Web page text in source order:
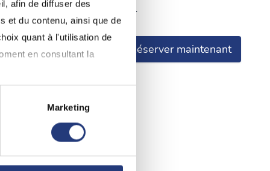
afin de diffuser des
et du contenu, ainsi que de
quant à l'utilisation de
en consultant la
mètres près
(empreintes
Marketing
je déclare avoir pris connaissance.
Réserver maintenant